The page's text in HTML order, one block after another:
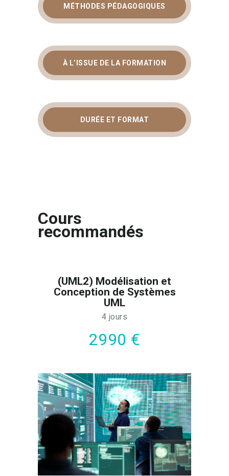
MÉTHODES PÉDAGOGIQUES
À L’ISSUE DE LA FORMATION
DURÉE ET FORMAT
Cours
recommandés
(UML2) Modélisation et
Conception de Systèmes
UML
4 jours
2990 €